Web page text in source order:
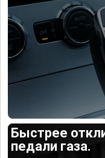
Быстрее
педали газа.